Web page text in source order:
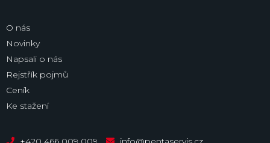
O nás
Novinky
Napsali o nás
Rejstřík pojmů
Ceník
Ke stažení